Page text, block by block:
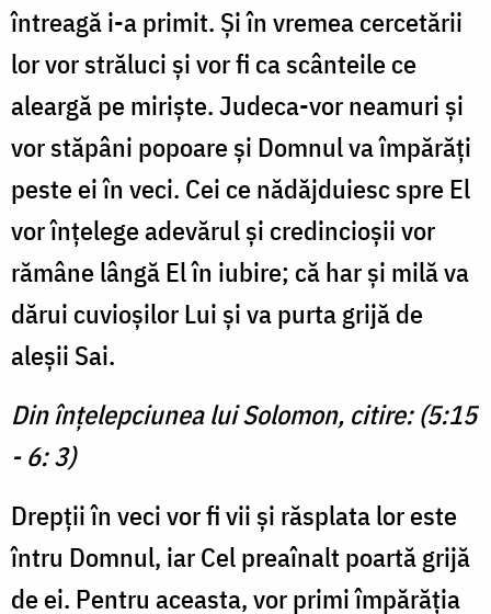
întreagă i-a primit. Şi în vremea cercetării
lor vor străluci și vor fi ca scânteile ce
aleargă pe mirişte. Judeca-vor neamuri şi
vor stăpâni popoare şi Domnul va împărăţi
peste ei în veci. Cei ce nădăjduiesc spre El
vor înţelege adevărul şi credincioşii vor
rămâne lângă El în iubire; că har și milă va
dărui cuvioşilor Lui şi va purta grijă de
aleşii Sai.
Din înţelepciunea lui Solomon, citire: (5:15
- 6: 3)
Drepţii în veci vor fi vii şi răsplata lor este
întru Domnul, iar Cel preaînalt poartă grijă
de ei. Pentru aceasta, vor primi împărăţia